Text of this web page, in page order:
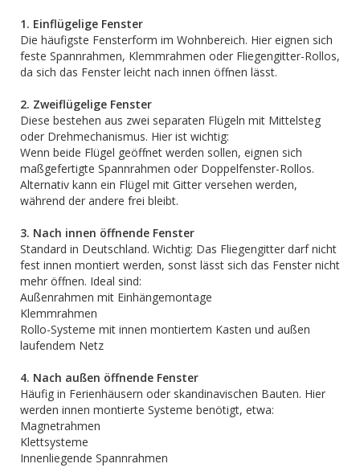
1. Einflügelige Fenster
Die häufigste Fensterform im Wohnbereich. Hier eignen sich
feste Spannrahmen, Klemmrahmen oder Fliegengitter-Rollos,
da sich das Fenster leicht nach innen öffnen lässt.
2. Zweiflügelige Fenster
Diese bestehen aus zwei separaten Flügeln mit Mittelsteg
oder Drehmechanismus. Hier ist wichtig:
Wenn beide Flügel geöffnet werden sollen, eignen sich
maßgefertigte Spannrahmen oder Doppelfenster-Rollos.
Alternativ kann ein Flügel mit Gitter versehen werden,
während der andere frei bleibt.
3. Nach innen öffnende Fenster
Standard in Deutschland. Wichtig: Das Fliegengitter darf nicht
fest innen montiert werden, sonst lässt sich das Fenster nicht
mehr öffnen. Ideal sind:
Außenrahmen mit Einhängemontage
Klemmrahmen
Rollo-Systeme mit innen montiertem Kasten und außen
laufendem Netz
4. Nach außen öffnende Fenster
Häufig in Ferienhäusern oder skandinavischen Bauten. Hier
werden innen montierte Systeme benötigt, etwa:
Magnetrahmen
Klettsysteme
Innenliegende Spannrahmen